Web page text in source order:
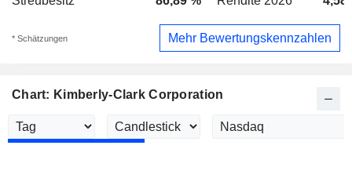
* Schätzungen Mehr Bewertungskennzahlen
Chart: Kimberly-Clark Corporation